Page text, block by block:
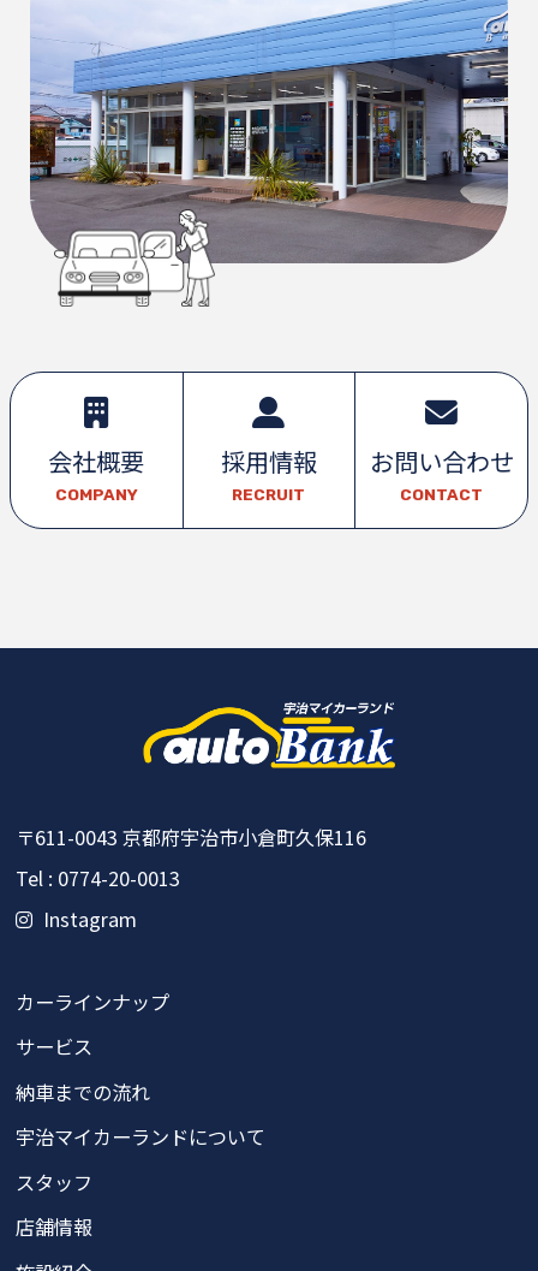
会社概要
COMPANY
採用情報
RECRUIT
お問い合わせ
CONTACT
〒611-0043京都府宇治市小倉町久保116
Tel : 0774-20-0013
Instagram
カーラインナップ
サービス
納車までの流れ
宇治マイカーランドについて
スタッフ
店舗情報